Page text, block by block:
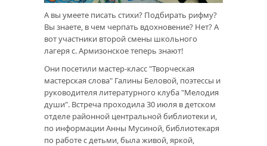
А вы умеете писать стихи? Подбирать рифму?
Вы знаете, в чем черпать вдохновение? Нет? А
вот участники второй смены школьного
лагеря с. Армизонское теперь знают!
Они посетили мастер-класс "Творческая
мастерская слова" Галины Беловой, поэтессы и
руководителя литературного клуба "Мелодия
души". Встреча проходила 30 июля в детском
отделе районной центральной библиотеки и,
по информации Анны Мусиной, библиотекаря
по работе с детьми, была живой, яркой,